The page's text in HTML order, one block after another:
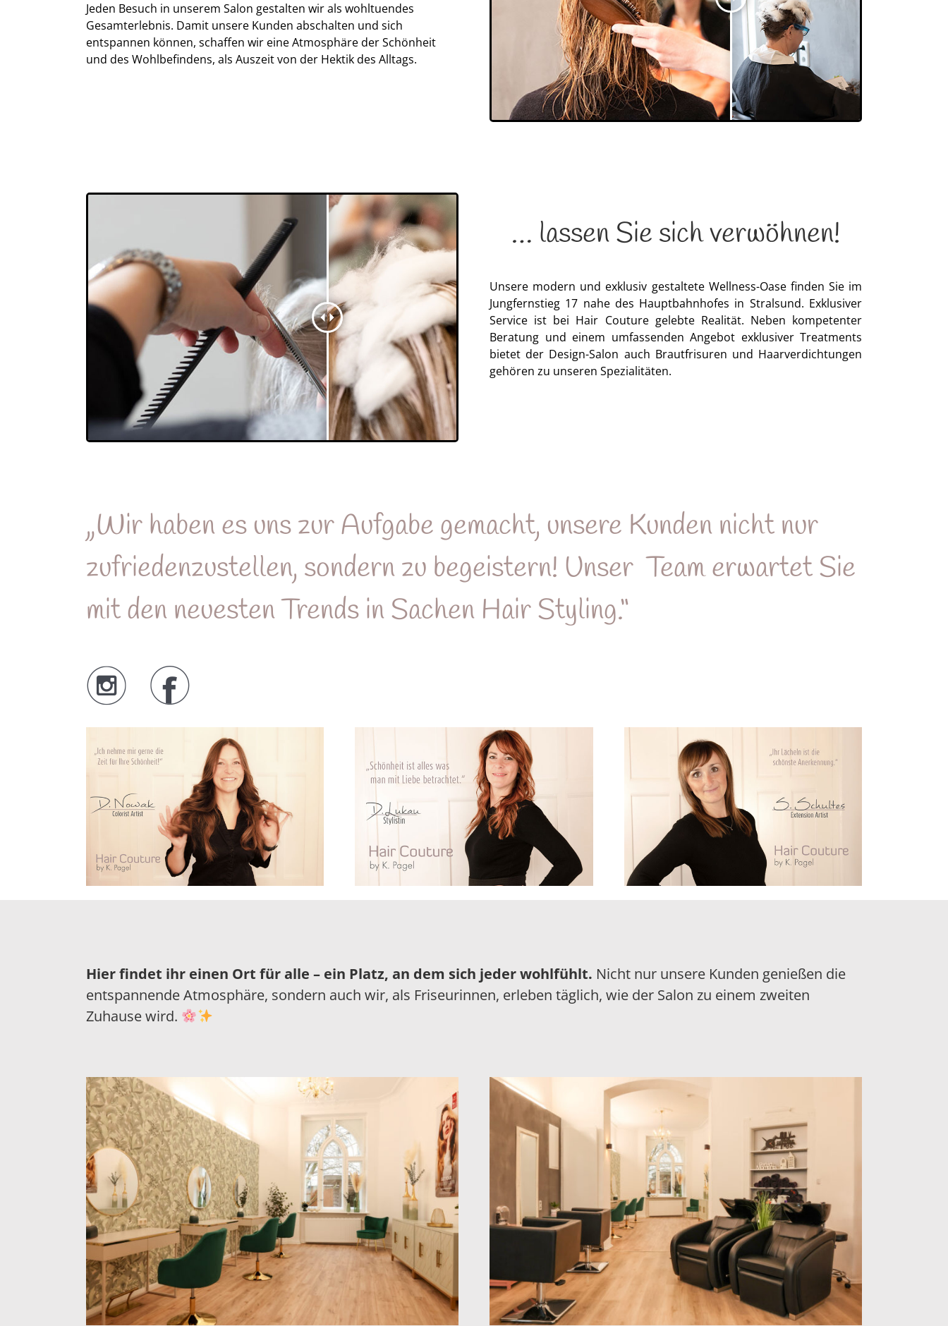
Jeden Besuch in unserem Salon gestalten wir als wohltuendes
Gesamterlebnis. Damit unsere Kunden abschalten und sich
entspannen können, schaffen wir eine Atmosphäre der Schönheit
und des Wohlbefindens, als Auszeit von der Hektik des Alltags.
… lassen Sie sich verwöhnen!
Unsere modern und exklusiv gestaltete Wellness-Oase finden Sie im
Jungfernstieg 17 nahe des Hauptbahnhofes in Stralsund. Exklusiver
Service ist bei Hair Couture gelebte Realität. Neben kompetenter
Beratung und einem umfassenden Angebot exklusiver Treatments
bietet der Design-Salon auch Brautfrisuren und Haarverdichtungen
gehören zu unseren Spezialitäten.
„Wir haben es uns zur Aufgabe gemacht, unsere Kunden nicht nur
zufriedenzustellen, sondern zu begeistern! UnserTeam erwartet Sie
mit den neuesten Trends in Sachen Hair Styling.“
Hier findet ihr einen Ort für alle – ein Platz, an dem sich jeder wohlfühlt. Nicht nur unsere Kunden genießen die
entspannende Atmosphäre, sondern auch wir, als Friseurinnen, erleben täglich, wie der Salon zu einem zweiten
Zuhause wird.